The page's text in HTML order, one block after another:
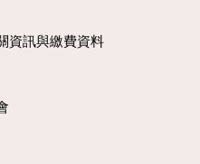
資訊與繳費資料